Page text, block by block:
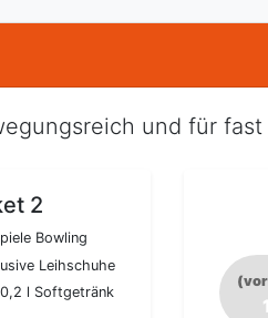
und für
2
Bowling
Leihschuhe
l Softgetränk